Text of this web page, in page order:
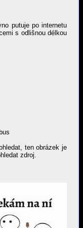
putuje po internetu
s odlišnou délkou
ten obrázek je
zdroj.